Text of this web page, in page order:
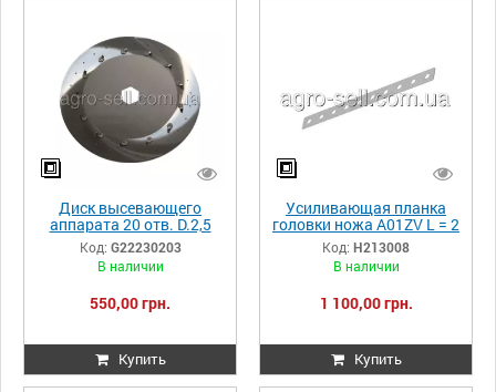
Диск высевающего
аппарата 20 отв. D.2,5
G22230203, подсолнух,
Гаспардо | G10121680
Код: G22230203
В наличии
550,00 грн.
Купить
Усиливающая планка
головки ножа A01ZV L = 2
м, 79 отверстий
(H213008) – Schumacher
(Германия)
Код: H213008
В наличии
1 100,00 грн.
Купить